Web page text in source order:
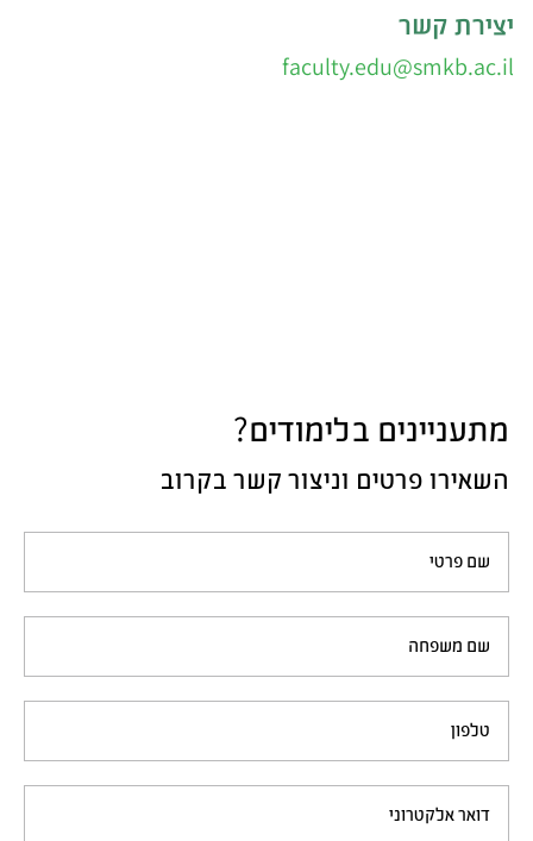
יצירת קשר
faculty.edu@smkb.ac.il
מתעניינים בלימודים?
השאירו פרטים וניצור קשר בקרוב
שם פרטי
שם משפחה
טלפון
דואר אלקטרוני